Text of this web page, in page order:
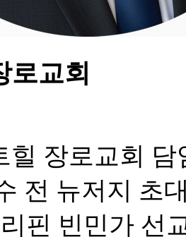
로교회
힐 장로교회
전 뉴저지 초
핀 빈민가 선